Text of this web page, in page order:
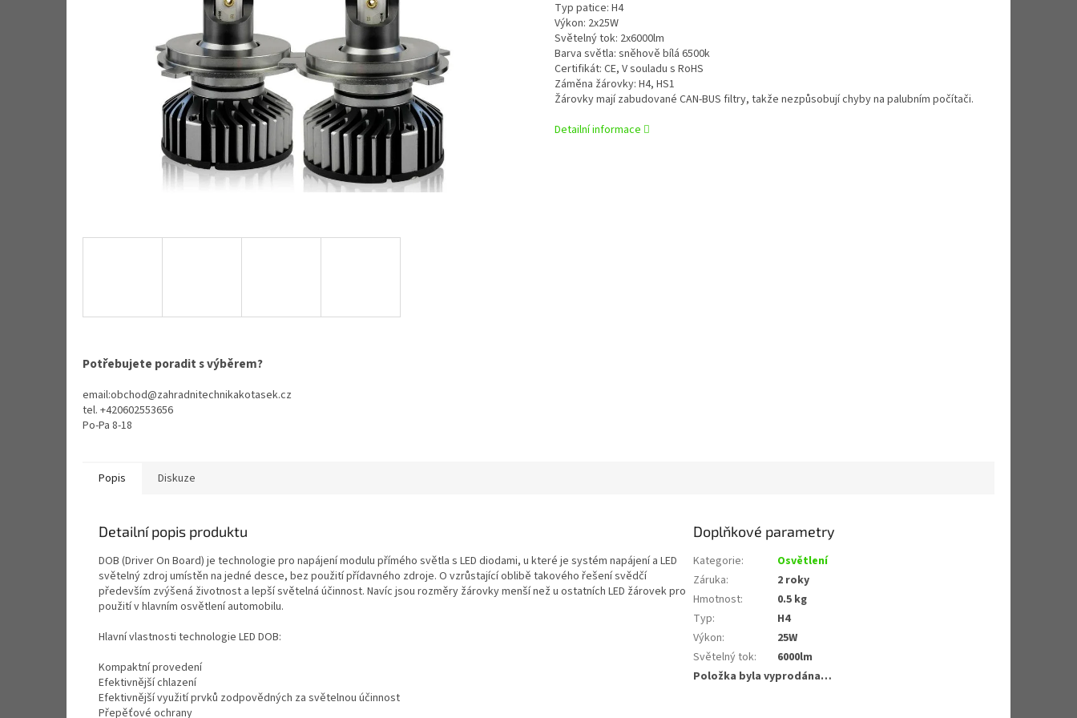
Typ patice: H4
Výkon: 2x25W
Světelný tok: 2x6000lm
Barva světla: sněhově bílá 6500k
Certifikát: CE, V souladu s RoHS
Záměna žárovky: H4, HS1
Žárovky mají zabudované CAN-BUS filtry, takže nezpůsobují chyby na palubním počítači.
Detailní informace
Potřebujete poradit s výběrem?
email:obchod@zahradnitechnikakotasek.cz
tel. +420602553656
Po-Pa 8-18
Popis Diskuze
Detailní popis produktu
DOB (Driver On Board) je technologie pro napájení modulu přímého světla s LED diodami, u které je systém napájení a LED
světelný zdroj umístěn na jedné desce, bez použití přídavného zdroje. O vzrůstající oblibě takového řešení svědčí
především zvýšená životnost a lepší světelná účinnost. Navíc jsou rozměry žárovky menší než u ostatních LED žárovek pro
použití v hlavním osvětlení automobilu.
Hlavní vlastnosti technologie LED DOB:
Kompaktní provedení
Efektivnější chlazení
Efektivnější využití prvků zodpovědných za světelnou účinnost
Přepěťové ochrany
Doplňkové parametry
Kategorie:
Osvětlení
Záruka:
2 roky
Hmotnost:
0.5 kg
Typ:
H4
Výkon:
25W
Světelný tok:
6000lm
Položka byla vyprodána…